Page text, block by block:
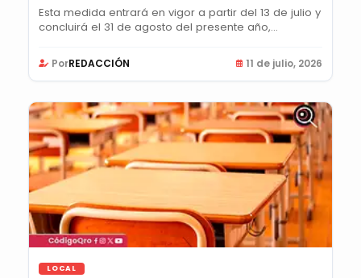
Esta medida entrará en vigor a partir del 13 de julio y
concluirá el 31 de agosto del presente año,...
PorREDACCIÓN 11 de julio, 2026
LOCAL